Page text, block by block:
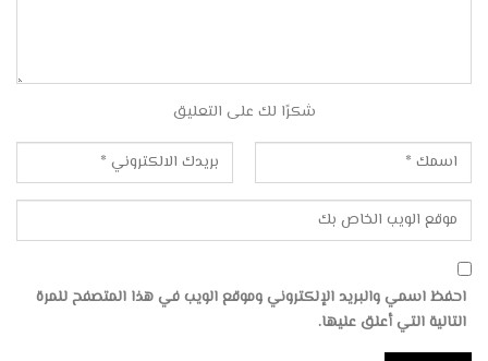
شكرًا لك على التعليق
احفظ اسمي والبريد الإلكتروني وموقع الويب في هذا المتصفح للمرة
التالية التي أعلق عليها.